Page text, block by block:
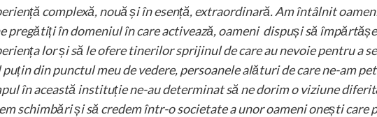
complexă, nouă și în esență, extraordinară. Am întâlnit
pregătiți în domeniul în care activează, oameni dispuși să
lor și să le ofere tinerilor sprijinul de care au nevoie pentru a
puțin din punctul meu de vedere, persoanele alături de care ne-am
în această instituție ne-au determinat să ne dorim o viziune
schimbări și să credem într-o societate a unor oameni onești care